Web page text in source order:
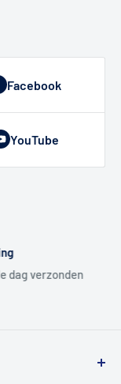
Facebook
YouTube
verzonden